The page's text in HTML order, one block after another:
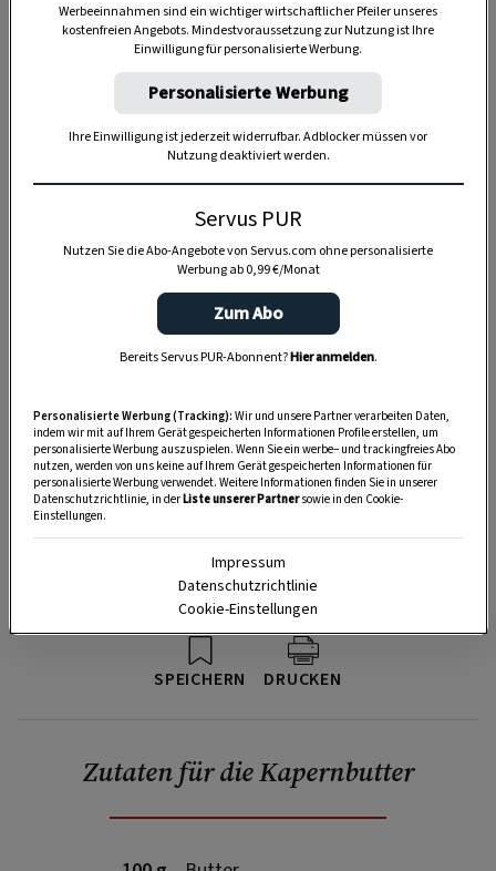
Anzeige
SPEICHERN DRUCKEN
Zutaten für die Kapernbutter
Werbeeinnahmen sind ein wichtiger wirtschaftlicher Pfeiler unseres
kostenfreien Angebots. Mindestvoraussetzung zur Nutzung ist Ihre
Einwilligung für personalisierte Werbung.
Personalisierte Werbung
Ihre Einwilligung ist jederzeit widerrufbar. Adblocker müssen vor
Nutzung deaktiviert werden.
Servus PUR
Nutzen Sie die Abo-Angebote von Servus.com ohne personalisierte
Werbung ab 0,99 €/Monat
Zum Abo
Bereits Servus PUR-Abonnent?Hier anmelden.
Personalisierte Werbung (Tracking): Wir und unsere Partner verarbeiten Daten,
indem wir mit auf Ihrem Gerät gespeicherten Informationen Profile erstellen, um
personalisierte Werbung auszuspielen. Wenn Sie ein werbe– und trackingfreies Abo
nutzen, werden von uns keine auf Ihrem Gerät gespeicherten Informationen für
personalisierte Werbung verwendet. Weitere Informationen finden Sie in unserer
Datenschutzrichtlinie, in derListe unserer Partnersowie in den Cookie-
Einstellungen.
Impressum
Datenschutzrichtlinie
Cookie-Einstellungen